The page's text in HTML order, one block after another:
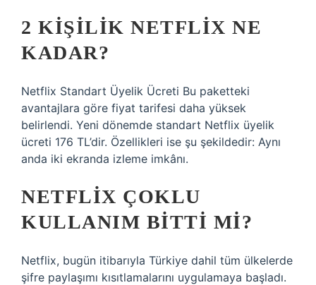
2 KIŞILIK NETFLIX NE
KADAR?
Netflix Standart Üyelik Ücreti Bu paketteki
avantajlara göre fiyat tarifesi daha yüksek
belirlendi. Yeni dönemde standart Netflix üyelik
ücreti 176 TL’dir. Özellikleri ise şu şekildedir: Aynı
anda iki ekranda izleme imkânı.
NETFLIX ÇOKLU
KULLANIM BITTI MI?
Netflix, bugün itibarıyla Türkiye dahil tüm ülkelerde
şifre paylaşımı kısıtlamalarını uygulamaya başladı.